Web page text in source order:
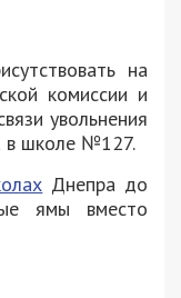
на
комиссии и
увольнения
в школе №127.
Днепра до
ямы вместо